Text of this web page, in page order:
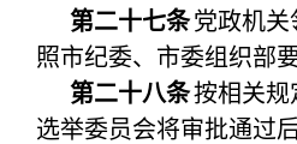
第二十七条党政机
照市纪委、市委组织部
第二十八条按相关规
选举委员会将审批通过